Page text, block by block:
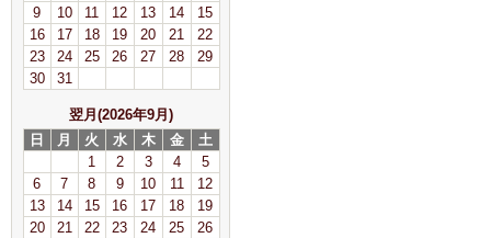
9
10 11 12 13 14
15
16
17 18 19 20 21
22
23
24 25 26 27 28
29
30
31
翌月(2026年9月)
日
月 火 水 木 金
土
1
2 3 4
5
6
7 8 9 10 11
12
13
14 15 16 17 18
19
20
21 22 23 24 25
26